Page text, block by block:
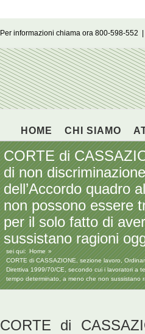
Per informazioni chiama ora 800-598-552
HOME CHI SIAMO
CORTE di
di non
dell’Accordo quadro
non possono essere
per il solo fatto di
sussistano ragioni
sei qui: Home
CORTE di CASSAZIONE, sezione lavoro,
Direttiva 1999/70/CE, secondo cui i lavoratori a
tempo determinato, a meno che non sussistano
CORTE di